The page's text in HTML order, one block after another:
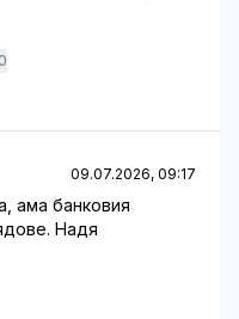
0
09.07.2026, 09:17
ама банковия
Надя